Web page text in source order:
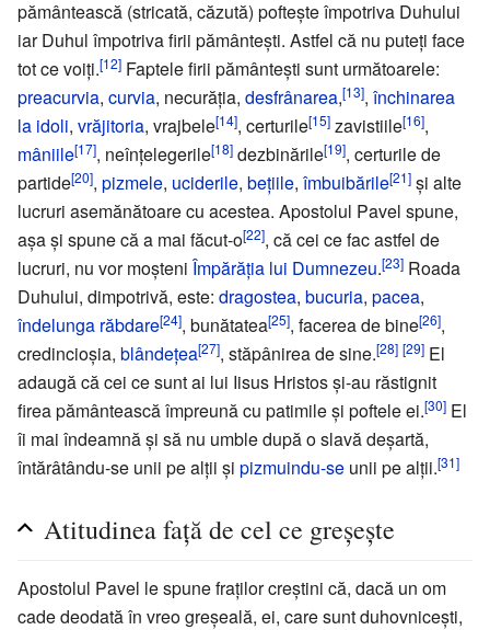
pământească (stricată, căzută) poftește împotriva Duhului
iar Duhul împotriva firii pământești. Astfel că nu puteți face
tot ce voiți.[12] Faptele firii pământești sunt următoarele:
preacurvia, curvia, necurăția, desfrânarea,[13], închinarea
la idoli, vrăjitoria, vrajbele[14], certurile[15] zavistiile[16],
mâniile[17], neînțelegerile[18] dezbinările[19], certurile de
partide[20], pizmele, uciderile, bețiile, îmbuibările[21] și alte
lucruri asemănătoare cu acestea. Apostolul Pavel spune,
așa și spune că a mai făcut-o[22], că cei ce fac astfel de
lucruri, nu vor moșteni Împărăția lui Dumnezeu.[23] Roada
Duhului, dimpotrivă, este: dragostea, bucuria, pacea,
îndelunga răbdare[24], bunătatea[25], facerea de bine[26],
credincioșia, blândețea[27], stăpânirea de sine.[28] [29] El
adaugă că cei ce sunt ai lui Iisus Hristos și-au răstignit
firea pământească împreună cu patimile și poftele ei.[30] El
îi mai îndeamnă și să nu umble după o slavă deșartă,
întărâtându-se unii pe alții și pizmuindu-se unii pe alții.[31]
Atitudinea față de cel ce greșește
Apostolul Pavel le spune fraților creștini că, dacă un om
cade deodată în vreo greșeală, ei, care sunt duhovnicești,